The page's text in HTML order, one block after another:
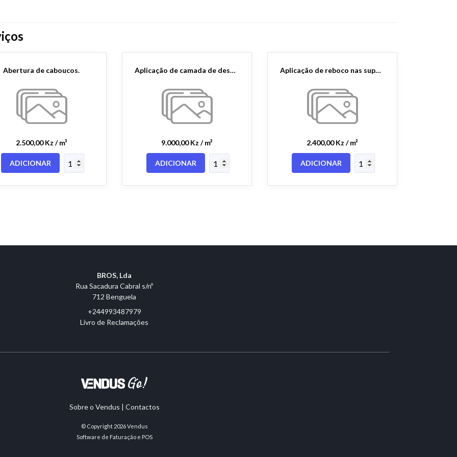
Abertura de caboucos.
2.500,00 Kz / m³
ADICIONAR
Aplicação de camada de desgaste em betão betuminoso com 5cm após compactação(alternativa).
9.000,00 Kz / m²
ADICIONAR
Aplicação de reboco nas superfícies horizontais.
2.400,00 Kz / m²
ADICIONAR
BROS, Lda
Rua Sacadura Cabral s/nº
712 Benguela
+244993487979
Livro de Reclamações
Sobre o Vendus | Contactos
© Copyright 2026Vendus
Software de Faturação e POS